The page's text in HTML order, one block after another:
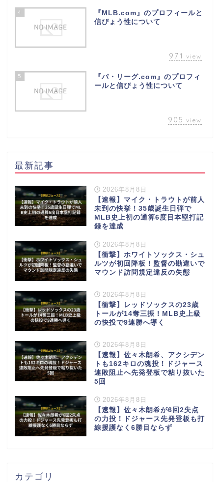
4
『MLB.com』のプロフィールと
信ぴょう性について
971 view
5
『パ・リーグ.com』のプロフィ
ールと信ぴょう性について
905 view
最新記事
2026年8月8日
【速報】マイク・トラウトが前人
未到の快挙！35歳誕生日弾で
MLB史上初の通算6度目本塁打記
録を達成
2026年8月8日
【衝撃】ホワイトソックス・シュ
ルツが初回降板！監督の勘違いで
マウンド訪問規定違反の失態
2026年8月8日
【衝撃】レッドソックスの23歳
トールが14奪三振！MLB史上級
の快投で9連勝へ導く
2026年8月8日
【速報】佐々木朗希、アクシデン
トも162キロの魂投！ドジャース
連敗阻止へ先発登板で粘り抜いた
5回
2026年8月8日
【速報】佐々木朗希が6回2失点
の力投！ドジャース先発登板も打
線援護なく6勝目ならず
カテゴリ